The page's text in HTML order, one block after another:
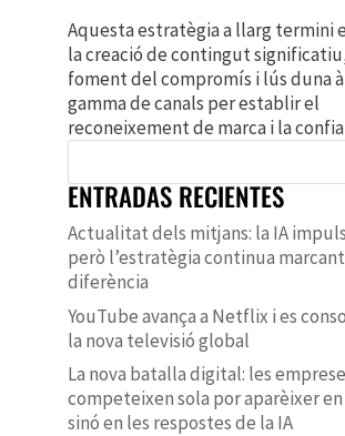
Aquesta estratègia a llarg termini
la creació de contingut
foment del compromís i lús duna
gamma de canals per establir el
reconeixement de marca i la
ENTRADAS RECIENTES
Actualitat dels mitjans: la IA
però l’estratègia continua
diferència
YouTube avança a Netflix i es
la nova televisió global
La nova batalla digital: les
competeixen sola por aparèixer
sinó en les respostes de la IA